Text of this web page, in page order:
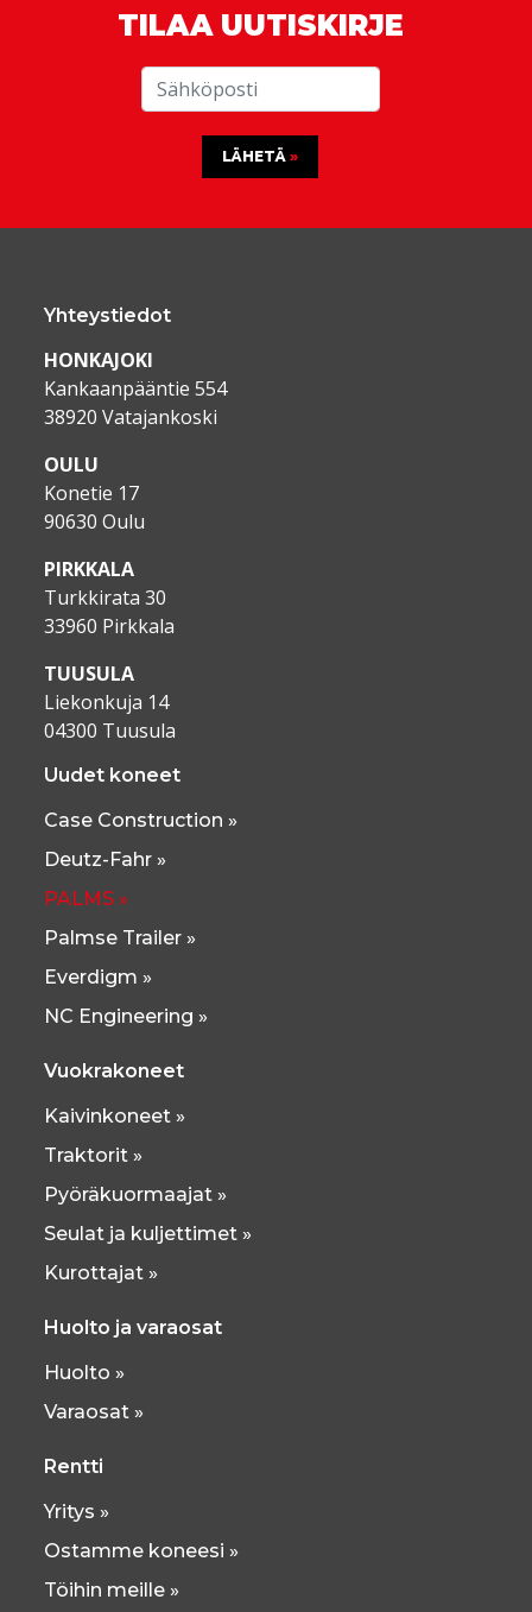
TILAA UUTISKIRJE
LÄHETÄ
Yhteystiedot
HONKAJOKI
Kankaanpääntie 554
38920 Vatajankoski
OULU
Konetie 17
90630 Oulu
PIRKKALA
Turkkirata 30
33960 Pirkkala
TUUSULA
Liekonkuja 14
04300 Tuusula
Uudet koneet
Case Construction »
Deutz-Fahr »
PALMS »
Palmse Trailer »
Everdigm »
NC Engineering »
Vuokrakoneet
Kaivinkoneet »
Traktorit »
Pyöräkuormaajat »
Seulat ja kuljettimet »
Kurottajat »
Huolto ja varaosat
Huolto »
Varaosat »
Rentti
Yritys »
Ostamme koneesi »
Töihin meille »